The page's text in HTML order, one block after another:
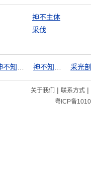
神不主体
采伐
采光
关于我们 | 联系方式|
粤ICP备